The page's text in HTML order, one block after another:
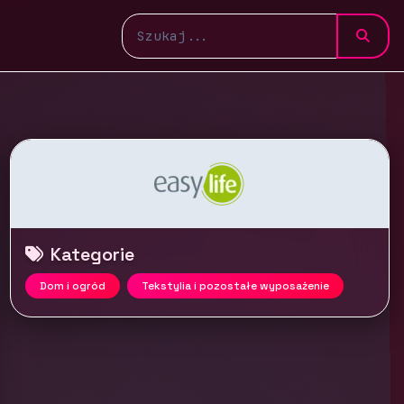
Kategorie
Dom i ogród Tekstylia i pozostałe wyposażenie